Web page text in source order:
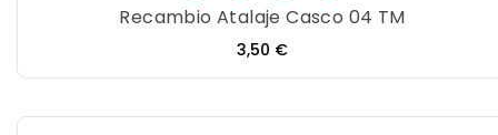
Recambio Atalaje Casco 04 TM
Precio
3,50 €